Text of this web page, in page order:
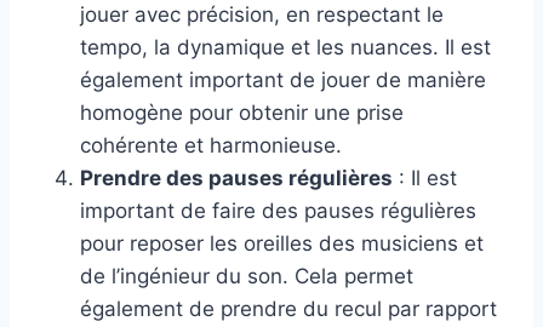
jouer avec précision, en respectant le
tempo, la dynamique et les nuances. Il est
également important de jouer de manière
homogène pour obtenir une prise
cohérente et harmonieuse.
Prendre des pauses régulières : Il est
important de faire des pauses régulières
pour reposer les oreilles des musiciens et
de l’ingénieur du son. Cela permet
également de prendre du recul par rapport